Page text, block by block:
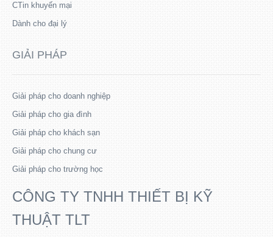
CTin khuyến mại
Dành cho đại lý
GIẢI PHÁP
Giải pháp cho doanh nghiệp
Giải pháp cho gia đình
Giải pháp cho khách sạn
Giải pháp cho chung cư
Giải pháp cho trường học
CÔNG TY TNHH THIẾT BỊ KỸ
THUẬT TLT